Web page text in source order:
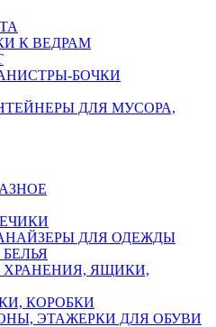
К ВЕДРАМ
БОЧКИ
ДЛЯ МУСОРА,
ДЛЯ ОДЕЖДЫ
ХРАНЕНИЯ, ЯЩИКИ,
КОРОБКИ
ЭТАЖЕРКИ ДЛЯ ОБУВИ